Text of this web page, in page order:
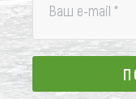
Ваш e-mail *